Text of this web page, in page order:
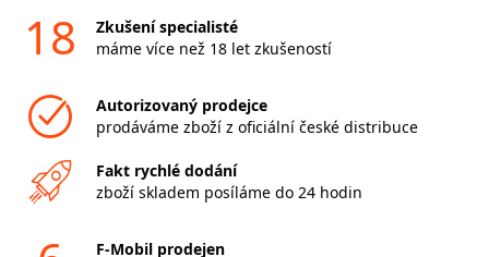
18
Zkušení specialisté
máme více než 18 let zkušeností
Autorizovaný prodejce
prodáváme zboží z oficiální české distribuce
Fakt rychlé dodání
zboží skladem posíláme do 24 hodin
F-Mobil prodejen